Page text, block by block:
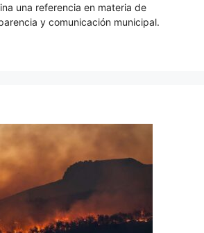
una referencia en materia de
y comunicación municipal.